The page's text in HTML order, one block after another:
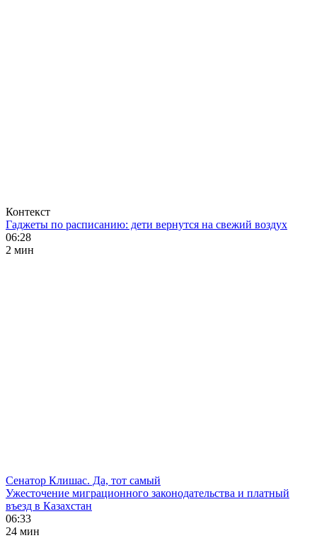
Контекст
Гаджеты по расписанию: дети вернутся на свежий воздух
06:28
2 мин
Сенатор Клишас. Да, тот самый
Ужесточение миграционного законодательства и платный
въезд в Казахстан
06:33
24 мин